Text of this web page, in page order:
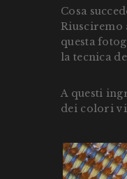
Cosa
Riusciremo
questa
la tecnica
A questi
dei colori